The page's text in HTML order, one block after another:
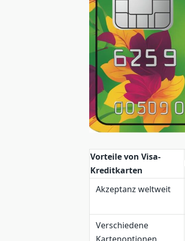
Vorteile von Visa-
Kreditkarten
Akzeptanz weltweit
Verschiedene